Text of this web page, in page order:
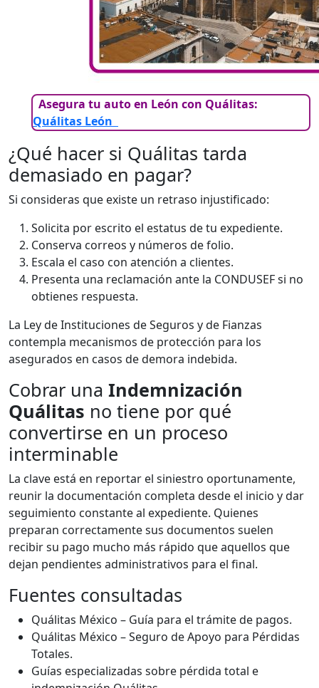
Asegura tu auto en León con Quálitas:
Quálitas León
¿Qué hacer si Quálitas tarda
demasiado en pagar?
Si consideras que existe un retraso injustificado:
Solicita por escrito el estatus de tu expediente.
Conserva correos y números de folio.
Escala el caso con atención a clientes.
Presenta una reclamación ante la CONDUSEF si no
obtienes respuesta.
La Ley de Instituciones de Seguros y de Fianzas
contempla mecanismos de protección para los
asegurados en casos de demora indebida.
Cobrar una Indemnización
Quálitas no tiene por qué
convertirse en un proceso
interminable
La clave está en reportar el siniestro oportunamente,
reunir la documentación completa desde el inicio y dar
seguimiento constante al expediente. Quienes
preparan correctamente sus documentos suelen
recibir su pago mucho más rápido que aquellos que
dejan pendientes administrativos para el final.
Fuentes consultadas
Quálitas México – Guía para el trámite de pagos.
Quálitas México – Seguro de Apoyo para Pérdidas
Totales.
Guías especializadas sobre pérdida total e